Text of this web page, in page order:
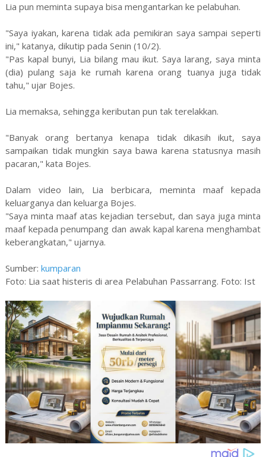
Lia pun meminta supaya bisa mengantarkan ke pelabuhan.
"Saya iyakan, karena tidak ada pemikiran saya sampai seperti
ini," katanya, dikutip pada Senin (10/2).
"Pas kapal bunyi, Lia bilang mau ikut. Saya larang, saya minta
(dia) pulang saja ke rumah karena orang tuanya juga tidak
tahu," ujar Bojes.
Lia memaksa, sehingga keributan pun tak terelakkan.
"Banyak orang bertanya kenapa tidak dikasih ikut, saya
sampaikan tidak mungkin saya bawa karena statusnya masih
pacaran," kata Bojes.
Dalam video lain, Lia berbicara, meminta maaf kepada
keluarganya dan keluarga Bojes.
"Saya minta maaf atas kejadian tersebut, dan saya juga minta
maaf kepada penumpang dan awak kapal karena menghambat
keberangkatan," ujarnya.
Sumber: kumparan
Foto: Lia saat histeris di area Pelabuhan Passarrang. Foto: Ist